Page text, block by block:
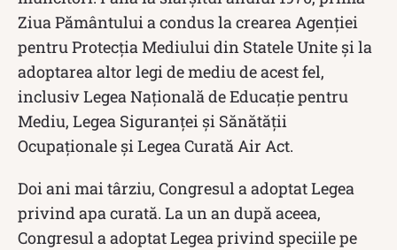
Ziua Pământului a condus la crearea Agenției
pentru Protecția Mediului din Statele Unite și la
adoptarea altor legi de mediu de acest fel,
inclusiv Legea Națională de Educație pentru
Mediu, Legea Siguranței și Sănătății
Ocupaționale și Legea Curată Air Act.
Doi ani mai târziu, Congresul a adoptat Legea
privind apa curată. La un an după aceea,
Congresul a adoptat Legea privind speciile pe